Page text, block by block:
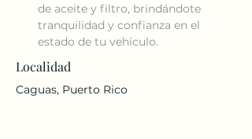
de aceite y filtro, brindándote
tranquilidad y confianza en el
estado de tu vehículo.
Localidad
Caguas, Puerto Rico